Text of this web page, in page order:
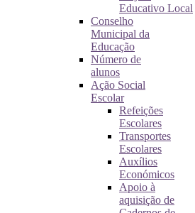
Educativo Local
Conselho
Municipal da
Educação
Número de
alunos
Ação Social
Escolar
Refeições
Escolares
Transportes
Escolares
Auxílios
Económicos
Apoio à
aquisição de